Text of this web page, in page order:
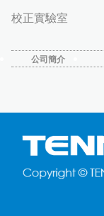
校正實驗室
公司簡介